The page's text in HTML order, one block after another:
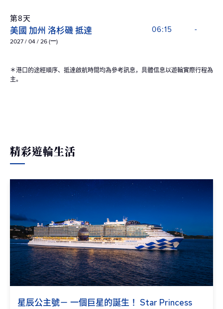
第8天
美國 加州 洛杉磯 抵達
2027 / 04 / 26 (一)
06:15 -
＊港口的途經順序、抵達啟航時間均為參考訊息，具體信息以遊輪實際行程為
主。
精彩遊輪生活
星辰公主號－ 一個巨星的誕生！ Star Princess